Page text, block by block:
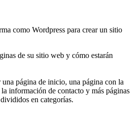
como Wordpress para crear un sitio
de su sitio web y cómo estarán
página de inicio, una página con la
información de contacto y más páginas
en categorías.